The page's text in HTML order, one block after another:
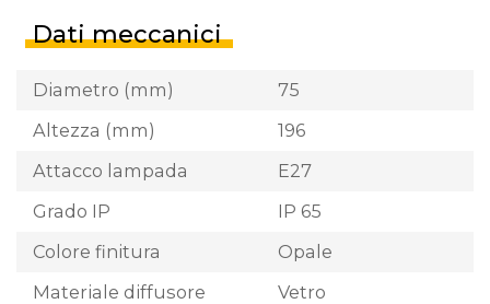
Dati meccanici
Diametro (mm)
75
Altezza (mm)
196
Attacco lampada
E27
Grado IP
IP 65
Colore finitura
Opale
Materiale diffusore
Vetro